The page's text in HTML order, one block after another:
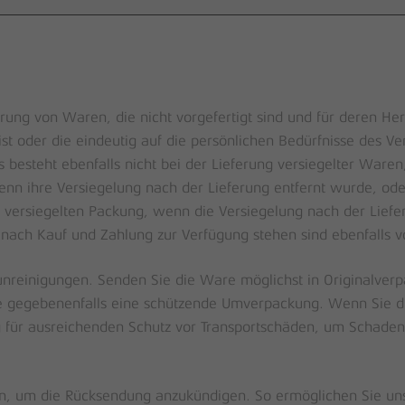
von Waren, die nicht vorgefertigt sind und für deren
oder die eindeutig auf die persönlichen Bedürfnisse des
besteht ebenfalls nicht bei der Lieferung versiegelter
ihre Versiegelung nach der Lieferung entfernt wurde,
Packung, wenn die Versiegelung nach der
Kauf und Zahlung zur Verfügung stehen sind ebenfalls
Senden Sie die Ware möglichst in
eine schützende Umverpackung. Wenn Sie
ausreichenden Schutz vor Transportschäden, um
um die Rücksendung anzukündigen. So ermöglichen Sie